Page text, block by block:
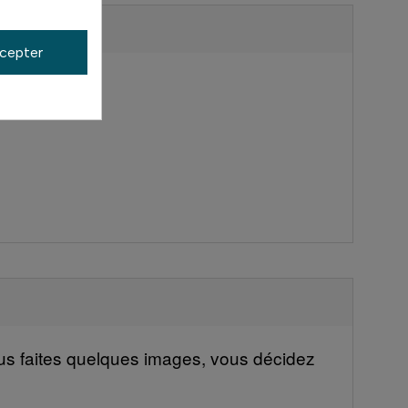
faites quelques images, vous décidez